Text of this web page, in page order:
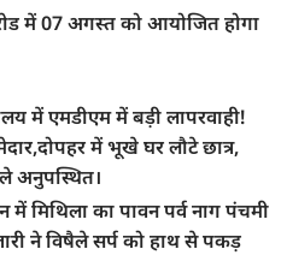
में 07 अगस्त को आयोजित होगा
में एमडीएम में बड़ी लापरवाही!
में भूखे घर लौटे छात्र,
अनुपस्थित।
में मिथिला का पावन पर्व नाग पंचमी
ने विषैले सर्प को हाथ से पकड़